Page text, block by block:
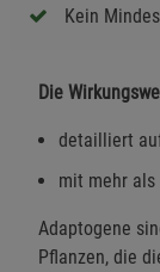
Kein
Die
detailliert
mit mehr als
Adaptogene
Pflanzen, die